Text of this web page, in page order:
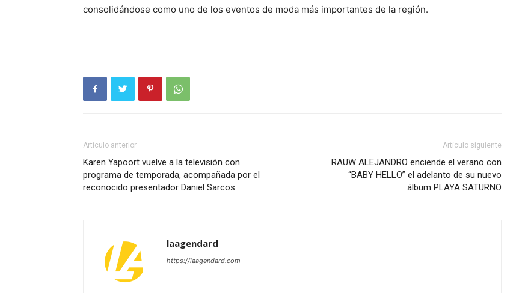
consolidándose como uno de los eventos de moda más importantes de la región.
Artículo anterior
Karen Yapoort vuelve a la televisión con
programa de temporada, acompañada por el
reconocido presentador Daniel Sarcos
Artículo siguiente
RAUW ALEJANDRO enciende el verano con
“BABY HELLO” el adelanto de su nuevo
álbum PLAYA SATURNO
laagendard
https://laagendard.com